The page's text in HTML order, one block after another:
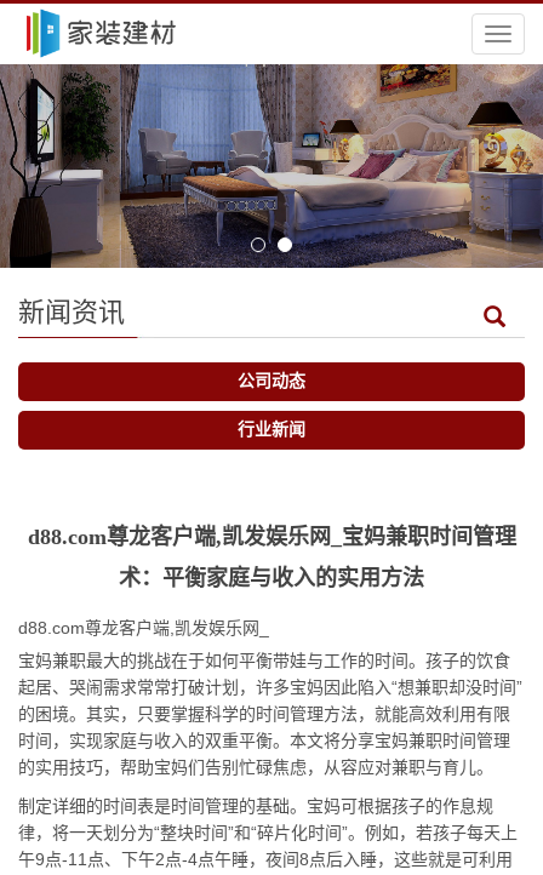
导
航
菜
单
新闻资讯
公司动态
行业新闻
d88.com尊龙客户端,凯发娱乐网_宝妈兼职时间管理
术：平衡家庭与收入的实用方法
d88.com尊龙客户端,凯发娱乐网_
宝妈兼职最大的挑战在于如何平衡带娃与工作的时间。孩子的饮食
起居、哭闹需求常常打破计划，许多宝妈因此陷入“想兼职却没时间”
的困境。其实，只要掌握科学的时间管理方法，就能高效利用有限
时间，实现家庭与收入的双重平衡。本文将分享宝妈兼职时间管理
的实用技巧，帮助宝妈们告别忙碌焦虑，从容应对兼职与育儿。
制定详细的时间表是时间管理的基础。宝妈可根据孩子的作息规
律，将一天划分为“整块时间”和“碎片化时间”。例如，若孩子每天上
午9点-11点、下午2点-4点午睡，夜间8点后入睡，这些就是可利用